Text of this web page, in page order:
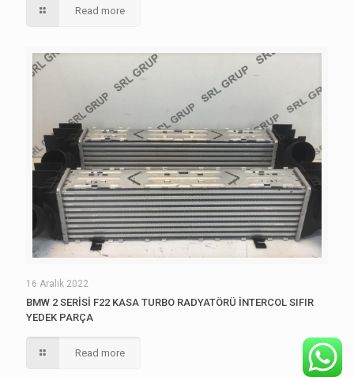
Read more
16 Aralık 2022
BMW 2 SERİSİ F22 KASA TURBO RADYATÖRÜ İNTERCOL SIFIR
YEDEK PARÇA
Read more